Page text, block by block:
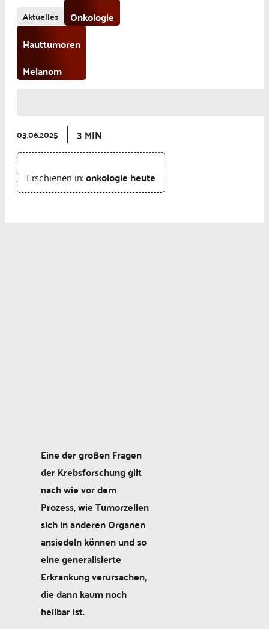
Aktuelles
Onkologie
Hauttumoren
Melanom
03.06.2025 3 MIN
Erschienen in:onkologie heute
Eine der großen Fragen
der Krebsforschung gilt
nach wie vor dem
Prozess, wie Tumorzellen
sich in anderen Organen
ansiedeln können und so
eine generalisierte
Erkrankung verursachen,
die dann kaum noch
heilbar ist.